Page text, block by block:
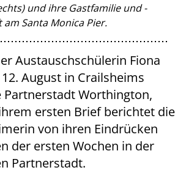
und ihre Gastfamilie und -
Santa Monica Pier.
Austauschschülerin Fiona
August in Crailsheims
Partnerstadt Worthington,
ersten Brief berichtet die
von ihren Eindrücken
der ersten Wochen in der
Partnerstadt.